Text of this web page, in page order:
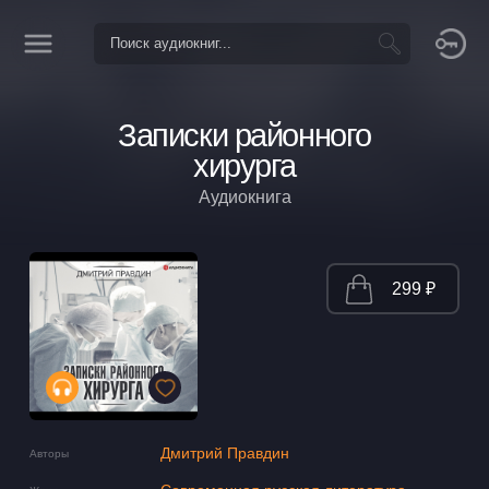
Записки районного
хирурга
Аудиокнига
Авторы Дмитрий Правдин
299 ₽